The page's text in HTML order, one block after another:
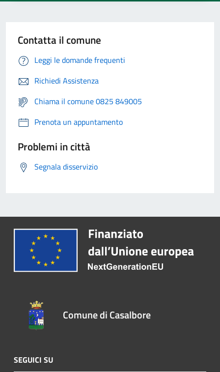
Contatta il comune
Leggi le domande frequenti
Richiedi Assistenza
Chiama il comune 0825 849005
Prenota un appuntamento
Problemi in città
Segnala disservizio
Comune di Casalbore
SEGUICI SU